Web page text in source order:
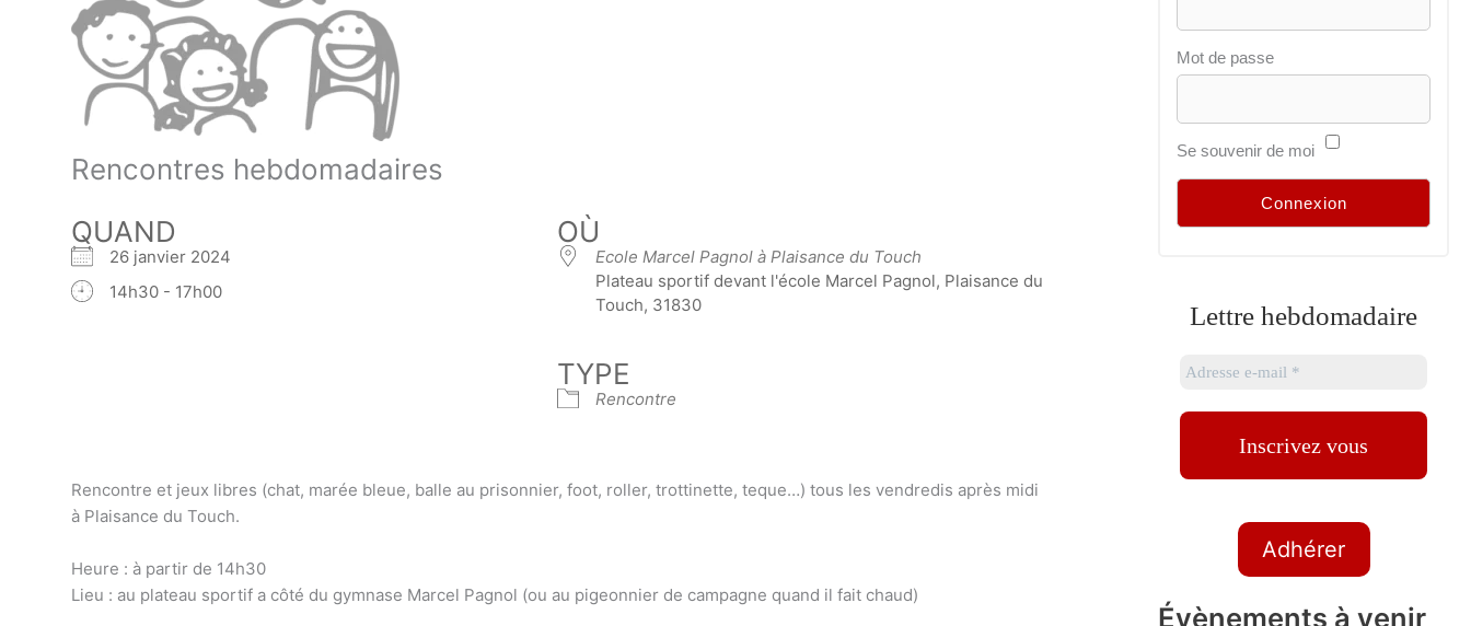
Rencontres hebdomadaires
QUAND
26 janvier 2024
14h30 - 17h00
OÙ
Ecole Marcel Pagnol à Plaisance du Touch
Plateau sportif devant l'école Marcel Pagnol, Plaisance du
Touch, 31830
TYPE
Rencontre
Rencontre et jeux libres (chat, marée bleue, balle au prisonnier, foot, roller, trottinette, teque…) tous les vendredis après midi
à Plaisance du Touch.
Heure : à partir de 14h30
Lieu : au plateau sportif a côté du gymnase Marcel Pagnol (ou au pigeonnier de campagne quand il fait chaud)
Mot de passe
Se souvenir de moi
Lettre hebdomadaire
Adhérer
Évènements à venir